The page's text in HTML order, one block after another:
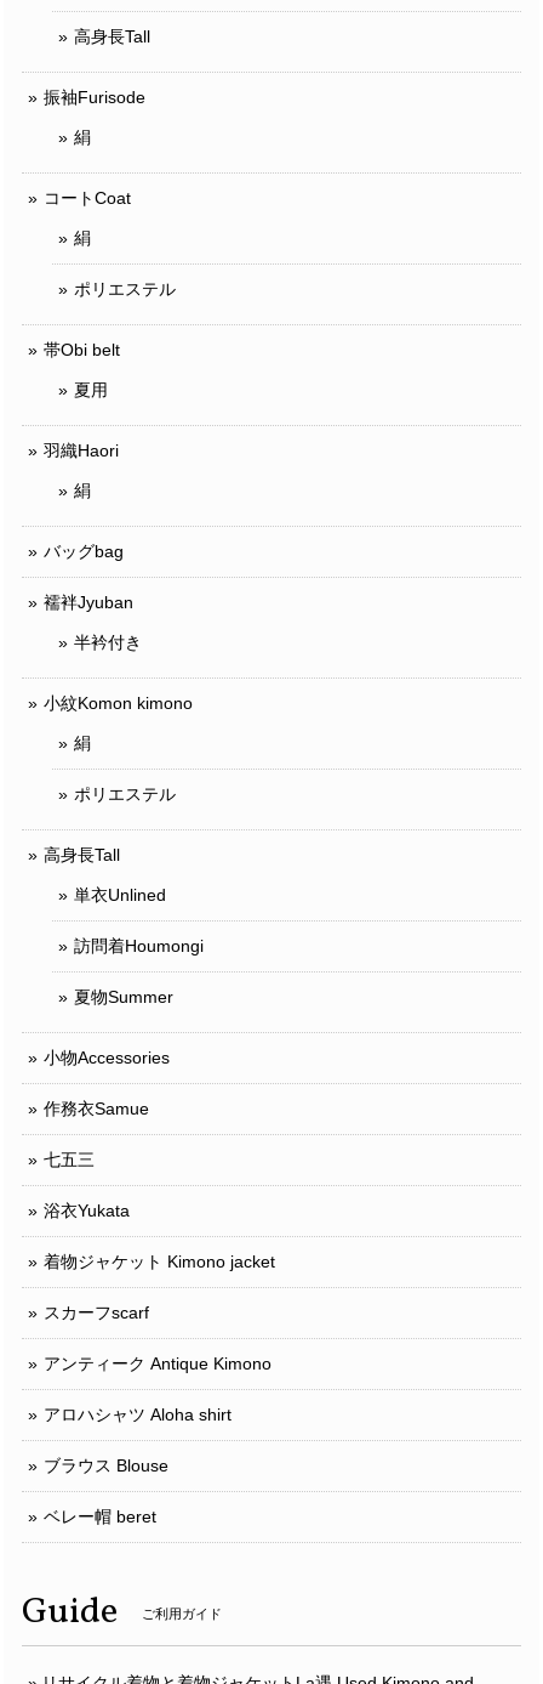
高身長Tall
振袖Furisode
絹
コートCoat
絹
ポリエステル
帯Obi belt
夏用
羽織Haori
絹
バッグbag
襦袢Jyuban
半衿付き
小紋Komon kimono
絹
ポリエステル
高身長Tall
単衣Unlined
訪問着Houmongi
夏物Summer
小物Accessories
作務衣Samue
七五三
浴衣Yukata
着物ジャケット Kimono jacket
スカーフscarf
アンティーク Antique Kimono
アロハシャツ Aloha shirt
ブラウス Blouse
ベレー帽 beret
Guide ご利用ガイド